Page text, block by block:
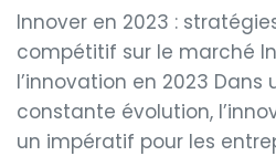
Innover en 2023 :
compétitif sur le marché
l’innovation en 2023 Dans
constante évolution,
un impératif pour les